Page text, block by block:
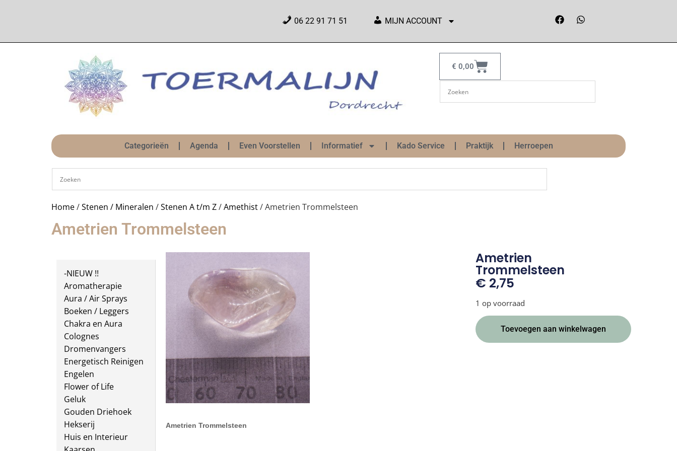
06 22 91 71 51 MIJN ACCOUNT
€ 0,00
Categorieën Agenda Even Voorstellen Informatief Kado Service Praktijk Herroepen
Home/Stenen / Mineralen /Stenen A t/m Z/Amethist/ Ametrien Trommelsteen
Ametrien Trommelsteen
-NIEUW !!
Aromatherapie
Aura / Air Sprays
Boeken / Leggers
Chakra en Aura
Colognes
Dromenvangers
Energetisch Reinigen
Engelen
Flower of Life
Geluk
Gouden Driehoek
Hekserij
Huis en Interieur
Ametrien Trommelsteen
Ametrien
Trommelsteen
€ 2,75
1 op voorraad
Toevoegen aan winkelwagen